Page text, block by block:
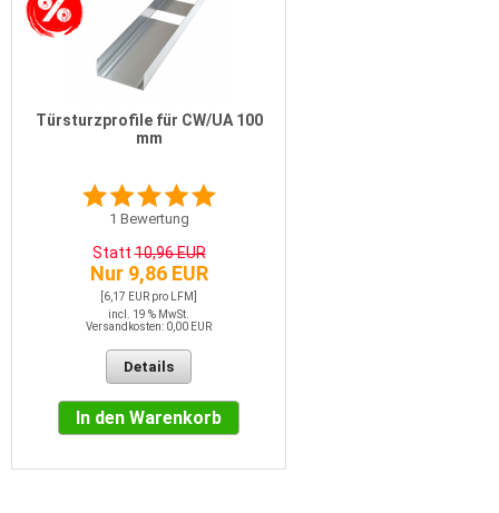
Türsturzprofile für CW/UA 100
mm
1 Bewertung
Statt10,96 EUR
Nur 9,86 EUR
[6,17 EUR pro LFM]
incl. 19 % MwSt.
Versandkosten: 0,00 EUR
Details
In den Warenkorb